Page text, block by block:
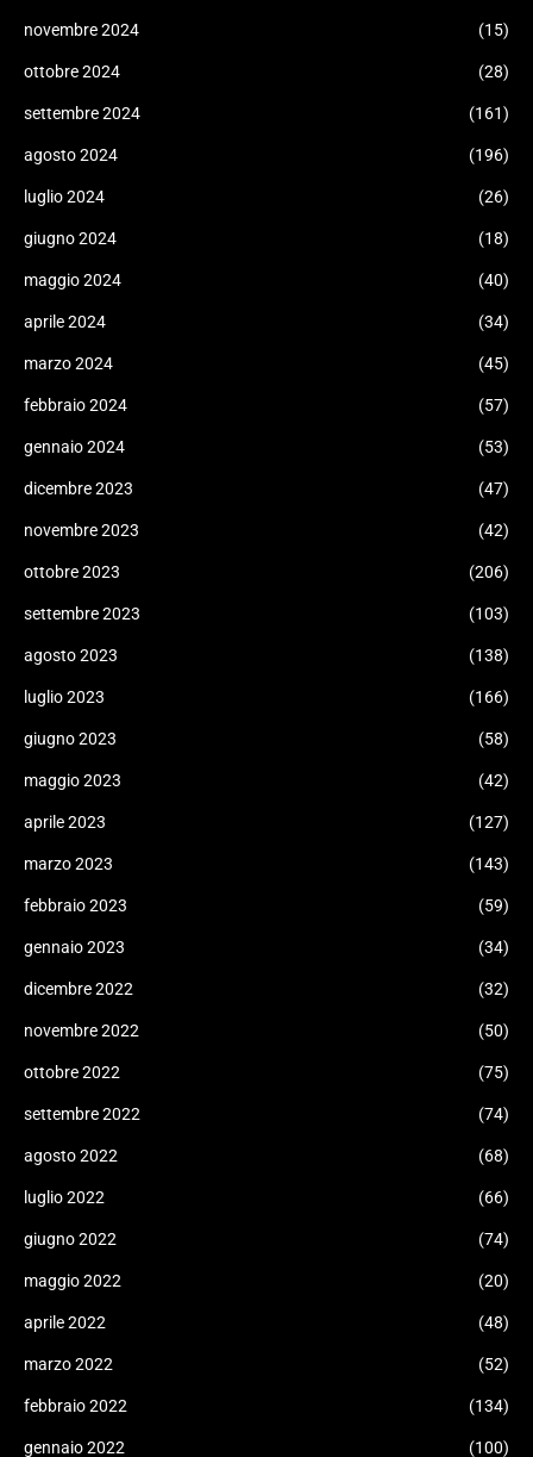
novembre 2024 (15)
ottobre 2024 (28)
settembre 2024 (161)
agosto 2024 (196)
luglio 2024 (26)
giugno 2024 (18)
maggio 2024 (40)
aprile 2024 (34)
marzo 2024 (45)
febbraio 2024 (57)
gennaio 2024 (53)
dicembre 2023 (47)
novembre 2023 (42)
ottobre 2023 (206)
settembre 2023 (103)
agosto 2023 (138)
luglio 2023 (166)
giugno 2023 (58)
maggio 2023 (42)
aprile 2023 (127)
marzo 2023 (143)
febbraio 2023 (59)
gennaio 2023 (34)
dicembre 2022 (32)
novembre 2022 (50)
ottobre 2022 (75)
settembre 2022 (74)
agosto 2022 (68)
luglio 2022 (66)
giugno 2022 (74)
maggio 2022 (20)
aprile 2022 (48)
marzo 2022 (52)
febbraio 2022 (134)
gennaio 2022 (100)